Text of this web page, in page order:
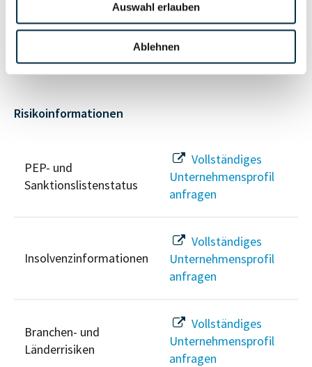
Auswahl erlauben
Ablehnen
Wirtschaftlich
Berechtigten Pfad
Vollständiges
Unternehmensprofil
anfragen
Risikoinformationen
PEP- und
Sanktionslistenstatus
Vollständiges
Unternehmensprofil
anfragen
Insolvenzinformationen
Vollständiges
Unternehmensprofil
anfragen
Branchen- und
Länderrisiken
Vollständiges
Unternehmensprofil
anfragen